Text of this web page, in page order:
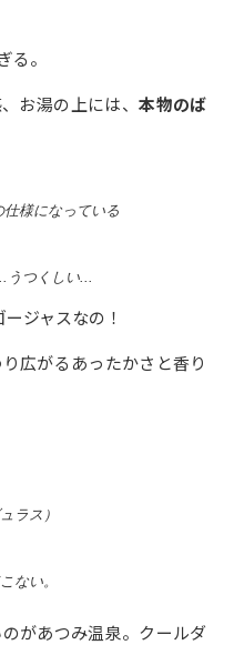
る。
お湯の上には、本物のば
様になっている
うつくしい...
ジャスなの！
広がるあったかさと香り
ラス）
ない。
があつみ温泉。クールダ